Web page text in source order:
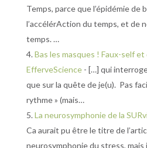
Temps, parce que l’épidémie
l’accélérAction du temps, et de
temps. …
Bas les masques ! Faux-self
EfferveScience- […] qui
que sur la quête de je(u). Pas
rythme » (mais…
La neurosymphonie de la
Ca aurait pu être le titre de
neurosymphonie du stress,